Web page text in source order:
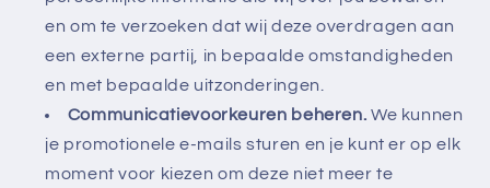
en om te verzoeken dat wij deze overdragen aan
een externe partij, in bepaalde omstandigheden
en met bepaalde uitzonderingen.
Communicatievoorkeuren beheren. We kunnen
je promotionele e-mails sturen en je kunt er op elk
moment voor kiezen om deze niet meer te